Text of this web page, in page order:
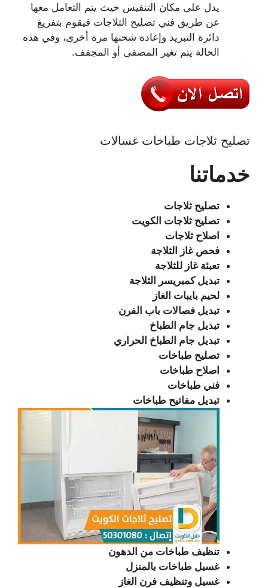
يدل على مكان التنفيس حيث يتم التعامل معها
عن طريق فني تصليح الثلاجات فيقوم بتفريغ
دائرة التبريد وإعادة شحنها مرة أخرى، وفي هذه
الحالة يتم تغير المصفى أو المجفف.
تصليح ثلاجات طباخات غسالات
خدماتنا
تصليح ثلاجات
تصليح ثلاجات الكويت
اصلاح ثلاجات
فحص غاز الثلاجة
تعبئة غاز للثلاجة
تبديل كمبريسر الثلاجة
لحيم بايبات الغاز
تبديل فصالات باب الفرن
تبديل جام الطباخ
تبديل جام الطباخ الحراري
تصليح طباخات
اصلاح طباخات
فني طباخات
تبديل مفاتيح طباخات
تنظيف طباخات من الدهون
غسيل طباخات بالمنزل
غسيل وتنظيف فرن الغاز